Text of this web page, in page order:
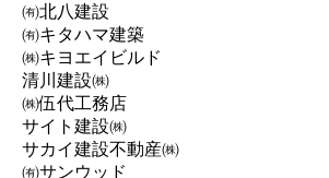
㈲北八建設
㈲キタハマ建築
㈱キヨエイビルド
清川建設㈱
㈱伍代工務店
サイト建設㈱
サカイ建設不動産㈱
㈲サンウッド